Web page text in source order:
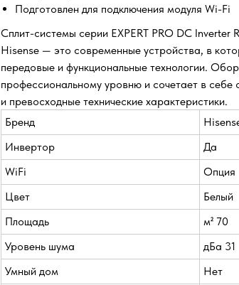
Подготовлен для подключения модуля Wi-Fi
Сплит-системы серии EXPERT PRO DC Inverter
Hisense — это современные устройства, в
передовые и функциональные технологии.
профессиональному уровню и сочетает в себе
и превосходные технические характеристики.
Бренд
Инвертор
Да
WiFi
Опция
Цвет
Белый
Площадь
м² 70
Уровень шума
дБа 31
Умный дом
Нет